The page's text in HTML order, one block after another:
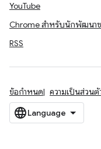
YouTube
Chrome สำหรับนักพัฒนา
RSS
ข้อกำหนด ความเป็นส่วนตั